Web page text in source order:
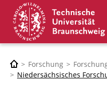
Forschung
Niedersächsisches